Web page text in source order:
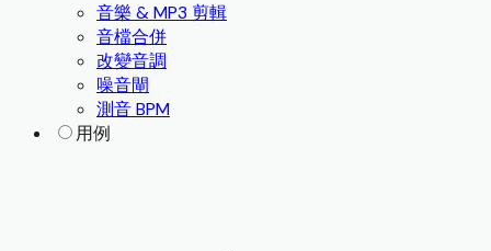
音樂 & MP3 剪輯
音檔合併
改變音調
噪音閘
測音 BPM
用例